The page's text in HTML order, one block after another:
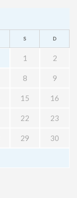
S D
1 2
8 9
15 16
22 23
29 30